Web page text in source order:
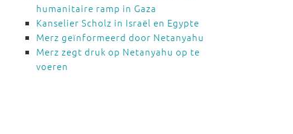
humanitaire ramp in Gaza
Kanselier Scholz in Israël en Egypte
Merz geïnformeerd door Netanyahu
Merz zegt druk op Netanyahu op te
voeren